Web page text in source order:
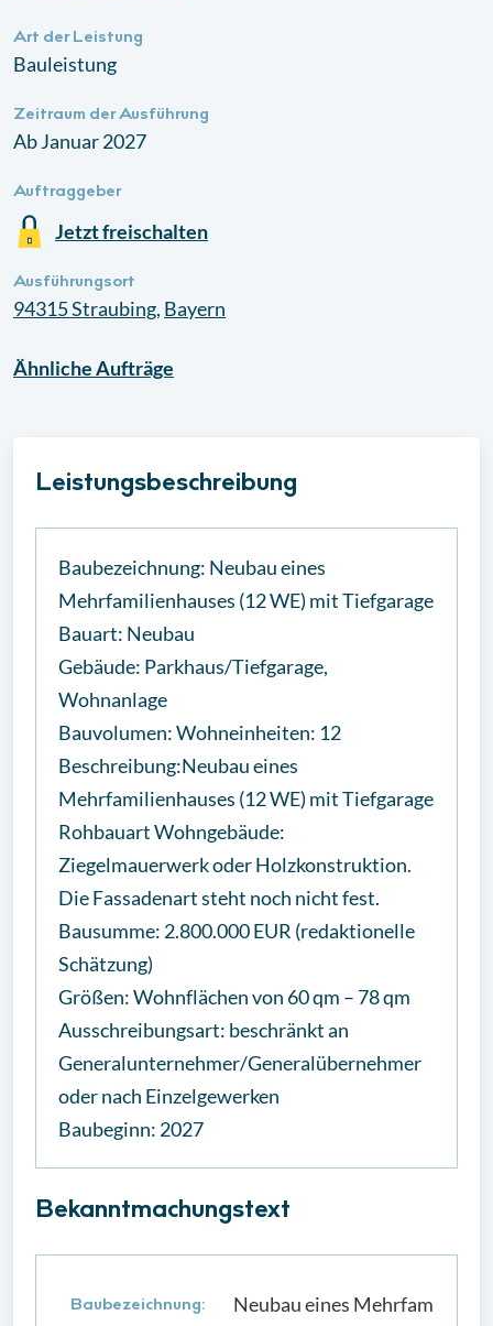
Art der Leistung
Bauleistung
Zeitraum der Ausführung
Ab Januar 2027
Auftraggeber
Jetzt freischalten
Ausführungsort
94315Straubing, Bayern
ÄhnlicheAufträge
Leistungsbeschreibung
Baubezeichnung: Neubau eines
Mehrfamilienhauses (12 WE) mit Tiefgarage
Bauart: Neubau
Gebäude: Parkhaus/Tiefgarage,
Wohnanlage
Bauvolumen: Wohneinheiten: 12
Beschreibung:Neubau eines
Mehrfamilienhauses (12 WE) mit Tiefgarage
Rohbauart Wohngebäude:
Ziegelmauerwerk oder Holzkonstruktion.
Die Fassadenart steht noch nicht fest.
Bausumme: 2.800.000 EUR (redaktionelle
Schätzung)
Größen: Wohnflächen von 60 qm – 78 qm
Ausschreibungsart: beschränkt an
Generalunternehmer/Generalübernehmer
oder nach Einzelgewerken
Baubeginn: 2027
Bekanntmachungstext
Baubezeichnung: Neubau eines